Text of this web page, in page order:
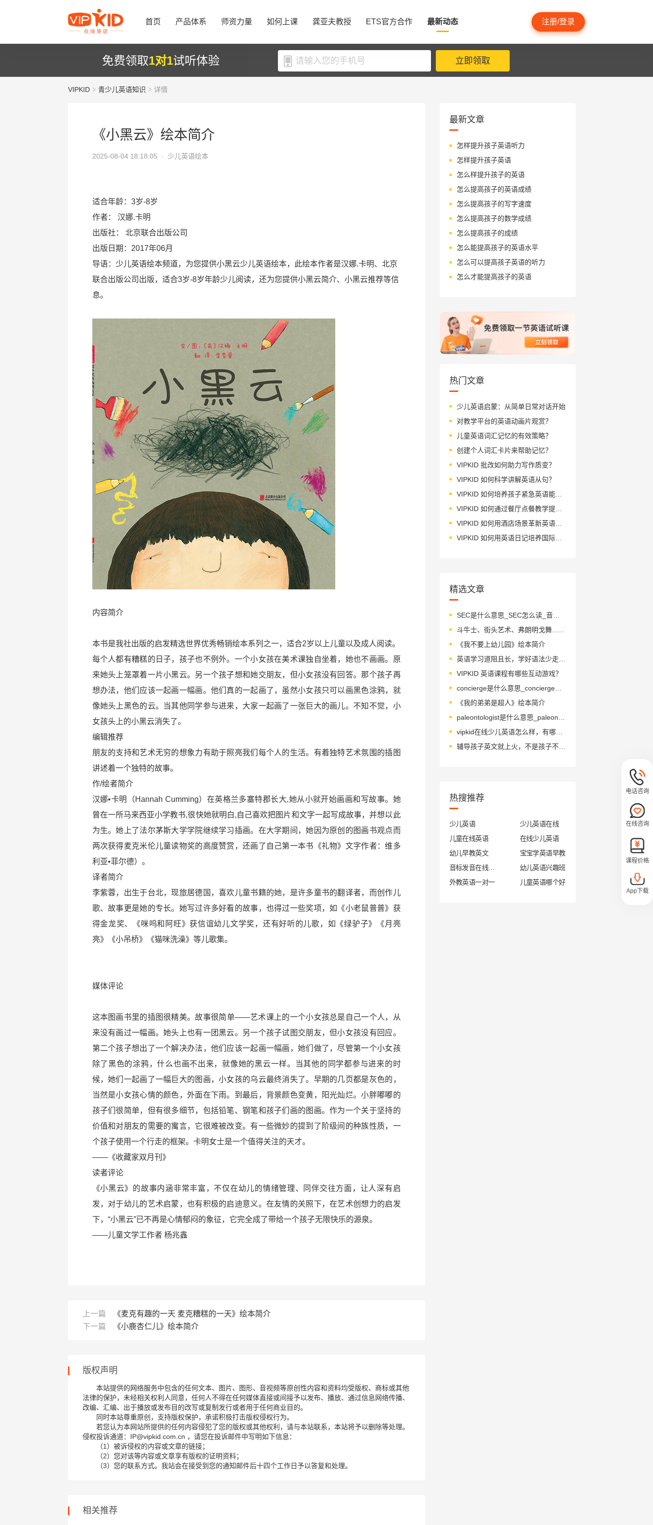
首页 产品体系 师资力量 如何上课 龚亚夫教授 ETS官方合作 最新动态 注册/登录
免费领取1对1试听体验 立即领取
VIPKID 青少儿英语知识 详情
《小黑云》绘本简介
2025-08-04 18:18:05 · 少儿英语绘本
适合年龄：3岁-8岁
作者：
汉娜.卡明
出版社：
北京联合出版公司
出版日期：2017年06月
导语：少儿英语绘本频道，为您提供小黑云少儿英语绘本，此绘本作者是汉娜.卡明、北京
联合出版公司出版，适合3岁-8岁年龄少儿阅读，还为您提供小黑云简介、小黑云推荐等信
息。
内容简介
本书是我社出版的启发精选世界优秀畅销绘本系列之一，适合2岁以上儿童以及成人阅读。
每个人都有糟糕的日子，孩子也不例外。一个小女孩在美术课独自坐着，她也不画画。原
来她头上笼罩着一片小黑云。另一个孩子想和她交朋友，但小女孩没有回答。那个孩子再
想办法，他们应该一起画一幅画。他们真的一起画了，虽然小女孩只可以画黑色涂鸦，就
像她头上黑色的云。当其他同学参与进来，大家一起画了一张巨大的画儿。不知不觉，小
女孩头上的小黑云消失了。
编辑推荐
朋友的支持和艺术无穷的想象力有助于照亮我们每个人的生活。有着独特艺术氛围的插图
讲述着一个独特的故事。
作/绘者简介
汉娜•卡明（Hannah Cumming）在英格兰多塞特郡长大,她从小就开始画画和写故事。她
曾在一所马来西亚小学教书,很快她就明白,自己喜欢把图片和文字一起写成故事，并想以此
为生。她上了法尔茅斯大学学院继续学习插画。在大学期间，她因为原创的图画书观点而
两次获得麦克米伦儿童读物奖的高度赞赏，还画了自己第一本书《礼物》文字作者：维多
利亚•菲尔德）。
译者简介
李紫蓉，出生于台北，现旅居德国，喜欢儿童书籍的她，是许多童书的翻译者，而创作儿
歌、故事更是她的专长。她写过许多好看的故事，也得过一些奖项，如《小老鼠普普》获
得金龙奖、《咪呜和阿旺》获信谊幼儿文学奖，还有好听的儿歌，如《绿驴子》《月亮
亮》《小吊桥》《猫咪洗澡》等儿歌集。
媒体评论
这本图画书里的插图很精美。故事很简单——艺术课上的一个小女孩总是自己一个人，从
来没有画过一幅画。她头上也有一团黑云。另一个孩子试图交朋友，但小女孩没有回应。
第二个孩子想出了一个解决办法，他们应该一起画一幅画，她们做了，尽管第一个小女孩
除了黑色的涂鸦，什么也画不出来，就像她的黑云一样。当其他的同学都参与进来的时
候，她们一起画了一幅巨大的图画，小女孩的乌云最终消失了。早期的几页都是灰色的，
当然是小女孩心情的颜色，外面在下雨。到最后，背景颜色变黄，阳光灿烂。小胖嘟嘟的
孩子们很简单，但有很多细节，包括铅笔、钢笔和孩子们画的图画。作为一个关于坚持的
价值和对朋友的需要的寓言，它很难被改变。有一些微妙的提到了阶级间的种族性质，一
个孩子使用一个行走的框架。卡明女士是一个值得关注的天才。
——《收藏家双月刊》
读者评论
《小黑云》的故事内涵非常丰富，不仅在幼儿的情绪管理、同伴交往方面，让人深有启
发，对于幼儿的艺术启蒙，也有积极的启迪意义。在友情的关照下，在艺术创想力的启发
下，“小黑云”已不再是心情郁闷的象征，它完全成了带给一个孩子无限快乐的源泉。
——儿童文学工作者 杨兆鑫
上一篇
《麦克有趣的一天 麦克糟糕的一天》绘本简介
下一篇
《小鹿杏仁儿》绘本简介
版权声明
本站提供的网络服务中包含的任何文本、图片、图形、音视频等原创性内容和资料均受版权、商标或其他
法律的保护，未经相关权利人同意，任何人不得在任何媒体直接或间接予以发布、播放、通过信息网络传播、
改编、汇编、出于播放或发布目的改写或复制发行或者用于任何商业目的。
同时本站尊重原创，支持版权保护，承诺积极打击版权侵权行为。
若您认为本网站所提供的任何内容侵犯了您的版权或其他权利，请与本站联系，本站将予以删除等处理。
侵权投诉通道：IP@vipkid.com.cn ，请您在投诉邮件中写明如下信息：
（1）被诉侵权的内容或文章的链接；
（2）您对该等内容或文章享有版权的证明资料；
（3）您的联系方式。我站会在接受到您的通知邮件后十四个工作日予以答复和处理。
相关推荐
最新文章
怎样提升孩子英语听力
怎样提升孩子英语
怎么样提升孩子的英语
怎么提高孩子的英语成绩
怎么提高孩子的写字速度
怎么提高孩子的数学成绩
怎么提高孩子的成绩
怎么能提高孩子的英语水平
怎么可以提高孩子英语的听力
怎么才能提高孩子的英语
热门文章
少儿英语启蒙：从简单日常对话开始
对教学平台的英语动画片观赏？
儿童英语词汇记忆的有效策略？
创建个人词汇卡片来帮助记忆？
VIPKID 批改如何助力写作质变？
VIPKID 如何科学讲解英语从句？
VIPKID 如何培养孩子紧急英语能力？
VIPKID 如何通过餐厅点餐教学提升少儿英语应用能力？
VIPKID 如何用酒店场景革新英语教学？
VIPKID 如何用英语日记培养国际化人才？
精选文章
SEC是什么意思_SEC怎么读_音标sek
《我不要上幼儿园》绘本简介
VIPKID 英语课程有哪些互动游戏？
concierge是什么意思_concierge怎么读_音标ˌkɔ-nsɪˈɛəʒ
《我的弟弟是超人》绘本简介
vipkid在线少儿英语怎么样，有哪些特色内容？
辅导孩子英文就上火，不是孩子不行，是你方法不对！
热搜推荐
少儿英语
少儿英语在线
儿童在线英语
在线少儿英语
幼儿早教英文
宝宝学英语早教
幼儿英语兴趣班
外教英语一对一
儿童英语哪个好
电话咨询
在线咨询
课程价格
App下载